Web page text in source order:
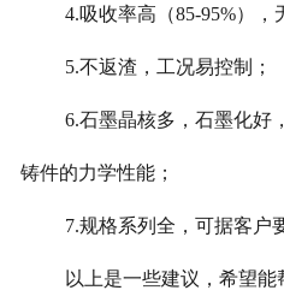
4.吸收率高（85-95%），
5.不返渣，工况易控制；
6.石墨晶核多，石墨化好
铸件的力学性能；
7.规格系列全，可据客户
以上是一些建议，希望能